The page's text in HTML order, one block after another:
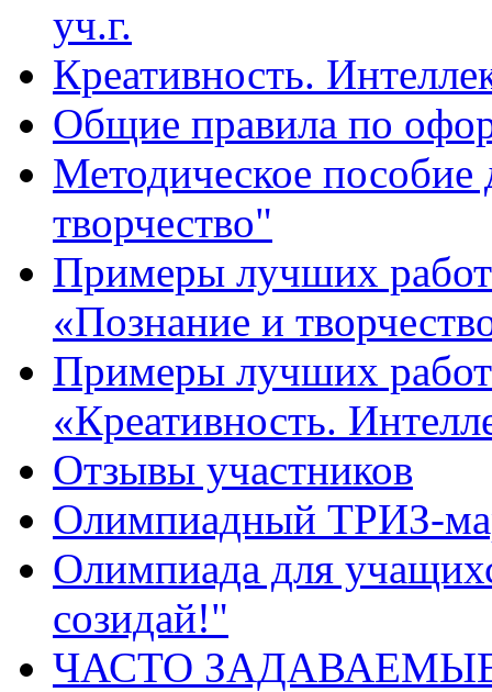
уч.г.
Креативность.
Общие правила по
Методическое пособие
творчество"
Примеры лучших работ
«Познание и
Примеры лучших работ
«Креативность.
Отзывы участников
Олимпиадный ТРИЗ-
Олимпиада для
созидай!"
ЧАСТО